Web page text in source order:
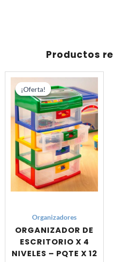
Productos
¡Oferta!
¡Oferta!
Organizadores
ORGANIZADOR DE
ESCRITORIO X 4
NIVELES – PQTE X 12
El
precio
original
era:
S/ 516.00.
El
actual
es:
S/